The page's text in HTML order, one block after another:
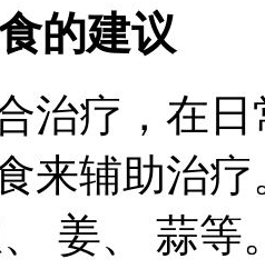
的建议
治疗，在
来辅助治
姜、 蒜等